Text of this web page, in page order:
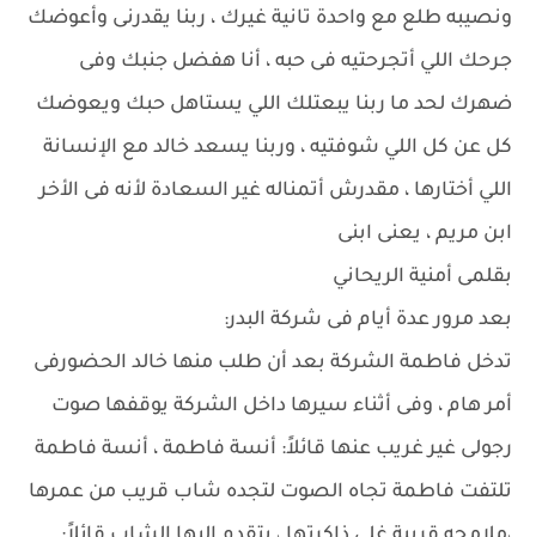
ونصيبه طلع مع واحدة تانية غيرك ، ربنا يقدرنى وأعوضك
جرحك اللي أتجرحتيه فى حبه ، أنا هفضل جنبك وفى
ضهرك لحد ما ربنا يبعتلك اللي يستاهل حبك ويعوضك
كل عن كل اللي شوفتيه ، وربنا يسعد خالد مع الإنسانة
اللي أختارها ، مقدرش أتمناله غير السعادة لأنه فى الأخر
ابن مريم ، يعنى ابنى
بقلمى أمنية الريحاني
بعد مرور عدة أيام فى شركة البدر:
تدخل فاطمة الشركة بعد أن طلب منها خالد الحضورفى
أمر هام ، وفى أثناء سيرها داخل الشركة يوقفها صوت
رجولى غير غريب عنها قائلاً: أنسة فاطمة ، أنسة فاطمة
تلتفت فاطمة تجاه الصوت لتجده شاب قريب من عمرها